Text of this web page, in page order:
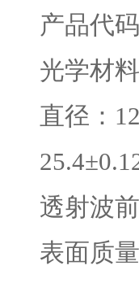
产品代
光学材
直径：
透射波
表面质